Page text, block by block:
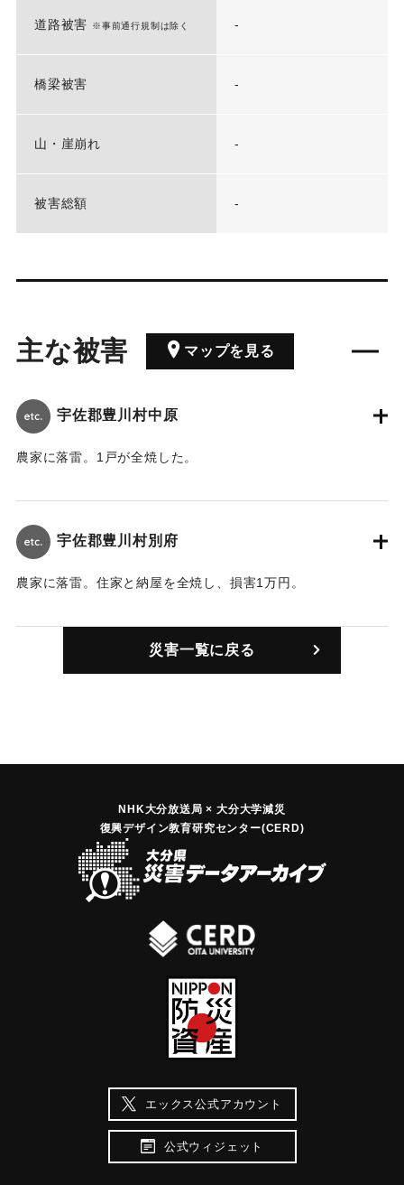
道路被害 ※事前通行規制は除く -
橋梁被害 -
山・崖崩れ -
被害総額 -
主な被害 マップを見る
宇佐郡豊川村中原
農家に落雷。1戸が全焼した。
｜固有コード:00497001
宇佐郡豊川村別府
農家に落雷。住家と納屋を全焼し、損害1万円。
災害一覧に戻る
NHK大分放送局 × 大分大学減災
復興デザイン教育研究センター(CERD)
エックス公式アカウント
公式ウィジェット